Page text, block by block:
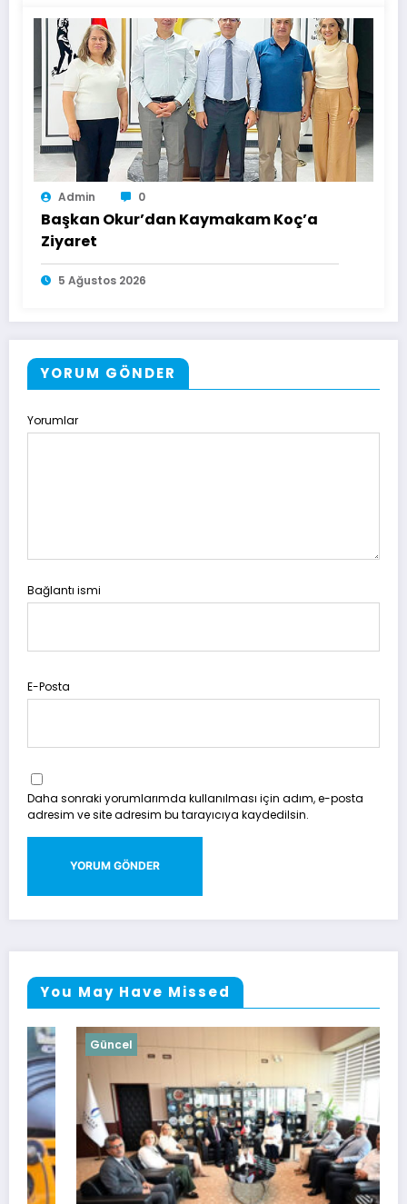
Admin 0
Başkan Okur’dan Kaymakam Koç’a
Ziyaret
5 Ağustos 2026
YORUM GÖNDER
Yorumlar
Bağlantı ismi
E-Posta
Daha sonraki yorumlarımda kullanılması için adım, e-posta
adresim ve site adresim bu tarayıcıya kaydedilsin.
You May Have Missed
Güncel